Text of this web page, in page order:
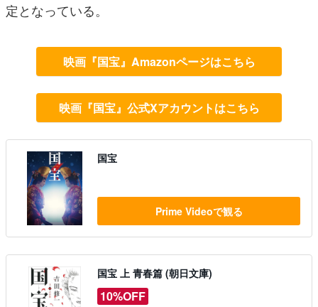
定となっている。
映画『国宝』Amazonページはこちら
映画『国宝』公式Xアカウントはこちら
国宝
Prime Videoで観る
国宝 上 青春篇 (朝日文庫)
10%OFF